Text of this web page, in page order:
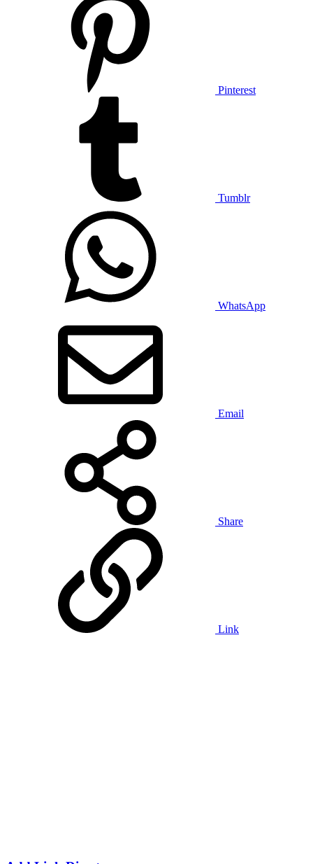
Pinterest
Tumblr
WhatsApp
Email
Share
Link